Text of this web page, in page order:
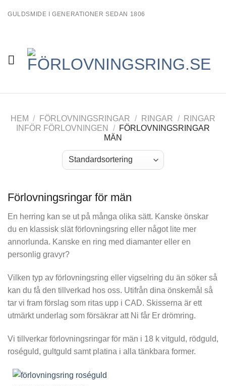
GULDSMIDE I GENERATIONER SEDAN 1806
HEM / FÖRLOVNINGSRINGAR / RINGAR /
RINGAR
INFÖR FÖRLOVNINGEN
/
FÖRLOVNINGSRINGAR
MÄN
Förlovningsringar för män
En herring kan se ut på många olika sätt. Kanske önskar
du en klassisk slät förlovningsring eller något lite mer
annorlunda. Kanske en ring med diamanter eller en
personlig gravyr?
Vilken typ av förlovningsring eller vigselring du än söker så
kan du få den tillverkad hos oss. Utifrån dina önskemål så
tar vi fram förslag som ritas upp i CAD. Skisserna är ett
utmärkt underlag som försäkrar att Ni får Er drömring.
Vi tillverkar förlovningsringar för män i 18 k vitguld, rödguld,
roséguld, gultguld samt platina i alla tänkbara former.